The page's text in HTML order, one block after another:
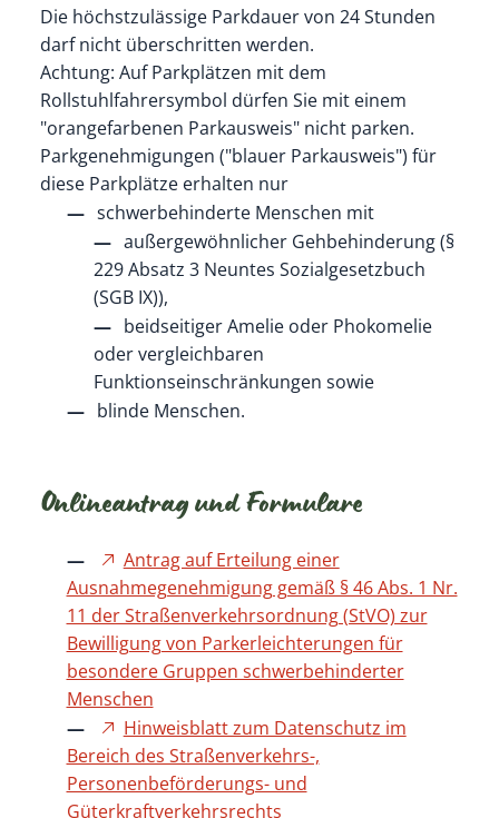
Die höchstzulässige Parkdauer von 24 Stunden
darf nicht überschritten werden.
Achtung: Auf Parkplätzen mit dem
Rollstuhlfahrersymbol dürfen Sie mit einem
"orangefarbenen Parkausweis" nicht parken.
Parkgenehmigungen ("blauer Parkausweis") für
diese Parkplätze erhalten nur
schwerbehinderte Menschen mit
außergewöhnlicher Gehbehinderung (§
229 Absatz 3 Neuntes Sozialgesetzbuch
(SGB IX)),
beidseitiger Amelie oder Phokomelie
oder vergleichbaren
Funktionseinschränkungen sowie
blinde Menschen.
Onlineantrag und Formulare
Antrag auf Erteilung einer
Ausnahmegenehmigung gemäß § 46 Abs. 1 Nr.
11 der Straßenverkehrsordnung (StVO) zur
Bewilligung von Parkerleichterungen für
besondere Gruppen schwerbehinderter
Menschen
Hinweisblatt zum Datenschutz im
Bereich des Straßenverkehrs-,
Personenbeförderungs- und
Güterkraftverkehrsrechts